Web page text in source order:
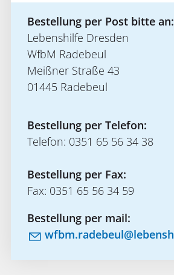
Bestellung per Post bitte an:
Lebenshilfe Dresden
WfbM Radebeul
Meißner Straße 43
01445 Radebeul
Bestellung per Telefon:
Telefon: 0351 65 56 34 38
Bestellung per Fax:
Fax: 0351 65 56 34 59
Bestellung per mail:
wfbm r d b l l b nsh